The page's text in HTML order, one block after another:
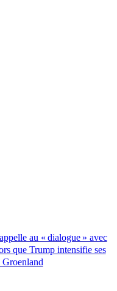
au « dialogue » avec
que Trump intensifie ses
Groenland